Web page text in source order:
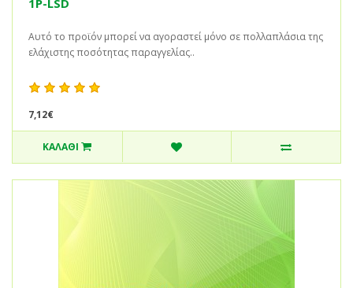
1P-LSD
Αυτό το προϊόν μπορεί να αγοραστεί μόνο σε πολλαπλάσια της
ελάχιστης ποσότητας παραγγελίας..
7,12€
ΚΑΛΆΘΙ